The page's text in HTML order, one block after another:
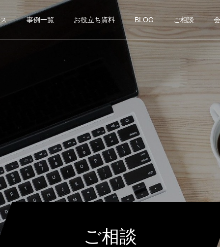
事例一覧 お役立ち資料 BLOG ご相談
ご相談